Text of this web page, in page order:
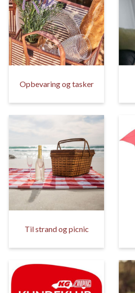
Opbevaring og tasker
Til strand og picnic